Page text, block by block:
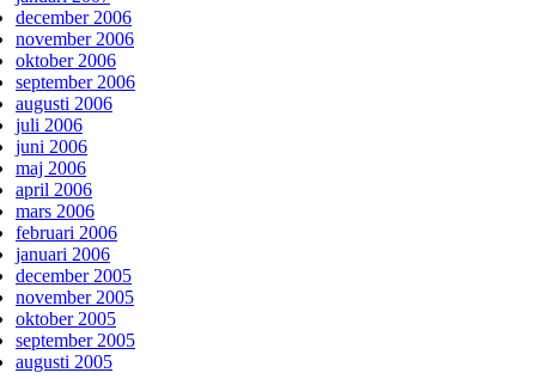
december 2006
november 2006
oktober 2006
september 2006
augusti 2006
juli 2006
juni 2006
maj 2006
april 2006
mars 2006
februari 2006
januari 2006
december 2005
november 2005
oktober 2005
september 2005
augusti 2005